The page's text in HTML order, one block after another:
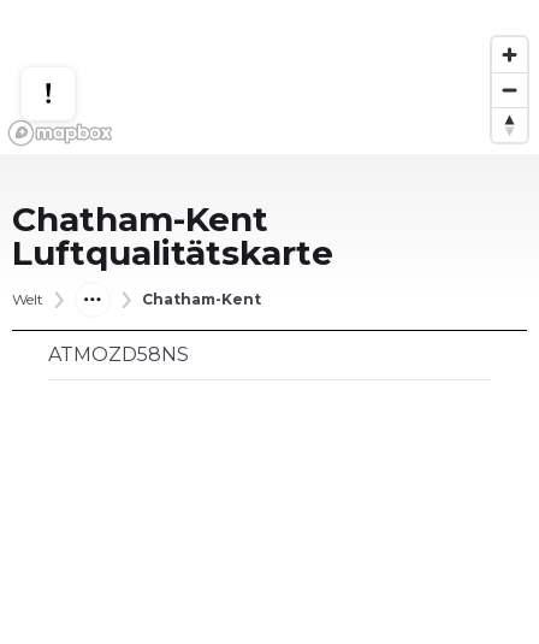
Chatham-Kent
Luftqualitätskarte
Welt Chatham-Kent
ATMOZD58NS